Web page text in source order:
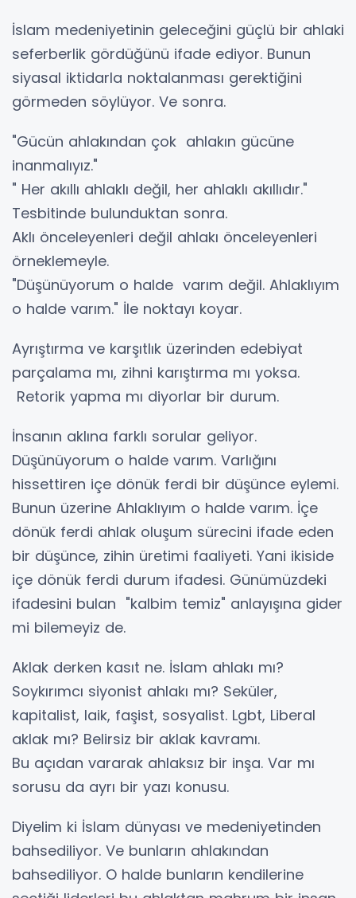
İslam medeniyetinin geleceğini güçlü bir ahlaki
seferberlik gördüğünü ifade ediyor. Bunun
siyasal iktidarla noktalanması gerektiğini
görmeden söylüyor. Ve sonra.
"Gücün ahlakından çok ahlakın gücüne
inanmalıyız."
" Her akıllı ahlaklı değil, her ahlaklı akıllıdır."
Tesbitinde bulunduktan sonra.
Aklı önceleyenleri değil ahlakı önceleyenleri
örneklemeyle.
"Düşünüyorum o halde varım değil. Ahlaklıyım
o halde varım." İle noktayı koyar.
Ayrıştırma ve karşıtlık üzerinden edebiyat
parçalama mı, zihni karıştırma mı yoksa.
Retorik yapma mı diyorlar bir durum.
İnsanın aklına farklı sorular geliyor.
Düşünüyorum o halde varım. Varlığını
hissettiren içe dönük ferdi bir düşünce eylemi.
Bunun üzerine Ahlaklıyım o halde varım. İçe
dönük ferdi ahlak oluşum sürecini ifade eden
bir düşünce, zihin üretimi faaliyeti. Yani ikiside
içe dönük ferdi durum ifadesi. Günümüzdeki
ifadesini bulan "kalbim temiz" anlayışına gider
mi bilemeyiz de.
Aklak derken kasıt ne. İslam ahlakı mı?
Soykırımcı siyonist ahlakı mı? Seküler,
kapitalist, laik, faşist, sosyalist. Lgbt, Liberal
aklak mı? Belirsiz bir aklak kavramı.
Bu açıdan vararak ahlaksız bir inşa. Var mı
sorusu da ayrı bir yazı konusu.
Diyelim ki İslam dünyası ve medeniyetinden
bahsediliyor. Ve bunların ahlakından
bahsediliyor. O halde bunların kendilerine